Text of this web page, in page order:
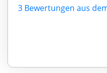
3 Bewertungen aus